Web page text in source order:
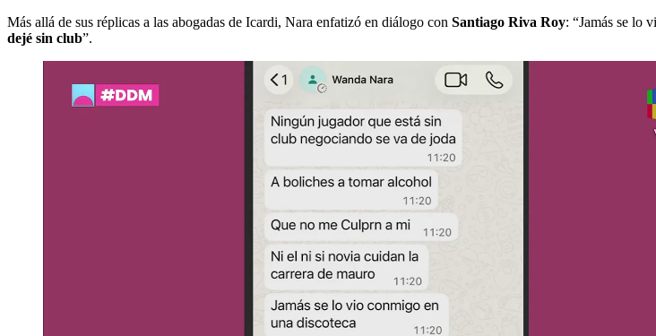
Más allá de sus réplicas a las abogadas de Icardi, Nara enfatizó en diálogo con Santiago Riva Roy: “Jamás se lo
dejé sin club”.